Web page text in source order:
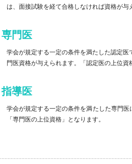
は、面接試験を経て合格しなければ資格が与
専門医
学会が規定する一定の条件を満たした認定
門医資格が与えられます。「認定医の上位資
指導医
学会が規定する一定の条件を満たした専門医
「専門医の上位資格」となります。